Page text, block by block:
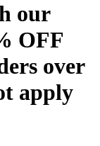
our
OFF
over
apply